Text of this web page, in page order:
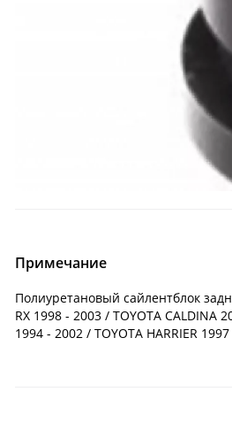
Примечание
Полиуретановый сайлентблок
RX 1998 - 2003 / TOYOTA CALDINA
1994 - 2002 / TOYOTA HARRIER